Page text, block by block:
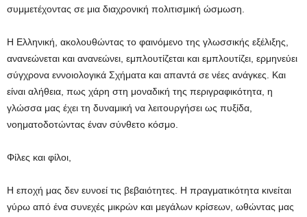
συμμετέχοντας σε μια διαχρονική πολιτισμική ώσμωση.
Η Ελληνική, ακολουθώντας το φαινόμενο της γλωσσικής εξέλιξης,
ανανεώνεται και ανανεώνει, εμπλουτίζεται και εμπλουτίζει, ερμηνεύει
σύγχρονα εννοιολογικά Σχήματα και απαντά σε νέες ανάγκες. Και
είναι αλήθεια, πως χάρη στη μοναδική της περιγραφικότητα, η
γλώσσα μας έχει τη δυναμική να λειτουργήσει ως πυξίδα,
νοηματοδοτώντας έναν σύνθετο κόσμο.
Φίλες και φίλοι,
Η εποχή μας δεν ευνοεί τις βεβαιότητες. Η πραγματικότητα κινείται
γύρω από ένα συνεχές μικρών και μεγάλων κρίσεων, ωθώντας μας